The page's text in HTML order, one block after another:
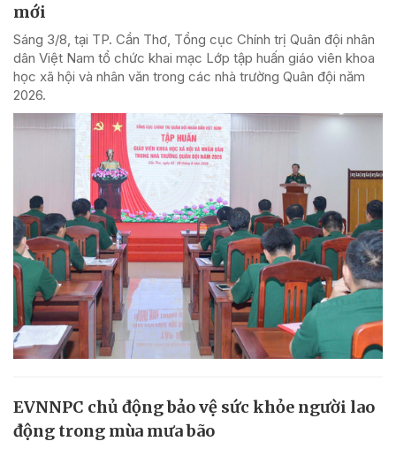
mới
Sáng 3/8, tại TP. Cần Thơ, Tổng cục Chính trị Quân đội nhân
dân Việt Nam tổ chức khai mạc Lớp tập huấn giáo viên khoa
học xã hội và nhân văn trong các nhà trường Quân đội năm
2026.
EVNNPC chủ động bảo vệ sức khỏe người lao
động trong mùa mưa bão